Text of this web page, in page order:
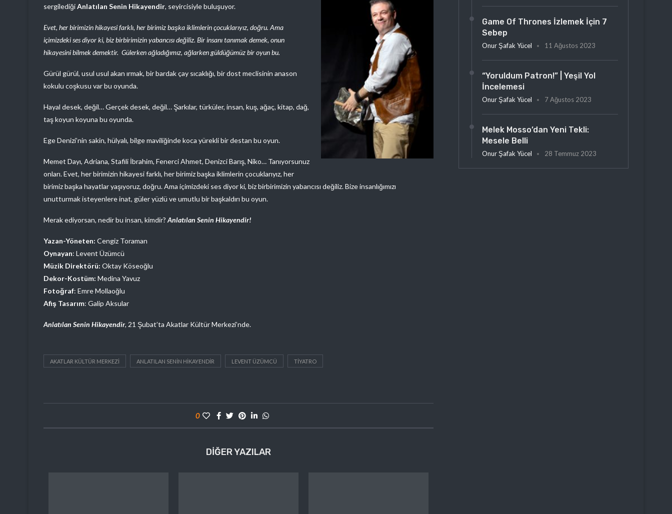
sergilediğiAnlatılan Senin Hikayendir, seyircisiyle buluşuyor.
Evet, her birimizin hikayesi farklı, her birimiz başka iklimlerin çocuklarıyız, doğru. Ama
içimizdeki ses diyor ki, biz birbirimizin yabancısı değiliz. Bir insanı tanımak demek, onun
hikayesini bilmek demektir. Gülerken ağladığımız, ağlarken güldüğümüz bir oyun bu.
Gürül gürül, usul usul akan ırmak, bir bardak çay sıcaklığı, bir dost meclisinin anason
kokulu coşkusu var bu oyunda.
Hayal desek, değil… Gerçek desek, değil… Şarkılar, türküler, insan, kuş, ağaç, kitap, dağ,
taş koyun koyuna bu oyunda.
Ege Denizi’nin sakin, hülyalı, bilge maviliğinde koca yürekli bir destan bu oyun.
Memet Dayı, Adriana, Stafili İbrahim, Fenerci Ahmet, Denizci Barış, Niko… Tanıyorsunuz
onları. Evet, her birimizin hikayesi farklı, her birimiz başka iklimlerin çocuklarıyız, her
birimiz başka hayatlar yaşıyoruz, doğru. Ama içimizdeki ses diyor ki, biz birbirimizin yabancısı değiliz. Bize insanlığımızı
unutturmak isteyenlere inat, güler yüzlü ve umutlu bir başkaldırı bu oyun.
Merak ediyorsan, nedir bu insan, kimdir? Anlatılan Senin Hikayendir!
Yazan-Yöneten: Cengiz Toraman
Oynayan: Levent Üzümcü
Müzik Direktörü: Oktay Köseoğlu
Dekor-Kostüm: Medina Yavuz
Fotoğraf: Emre Mollaoğlu
Afiş Tasarım: Galip Aksular
Anlatılan Senin Hikayendir, 21 Şubat’ta Akatlar Kültür Merkezi’nde.
AKATLAR KÜLTÜR MERKEZI ANLATILAN SENIN HIKAYENDIR LEVENT ÜZÜMCÜ TIYATRO
0
DIĞER YAZILAR
Game Of Thrones İzlemek İçin 7
Sebep
Onur Şafak Yücel 11 Ağustos 2023
“Yoruldum Patron!” | Yeşil Yol
İncelemesi
Onur Şafak Yücel 7 Ağustos 2023
Melek Mosso’dan Yeni Tekli:
Mesele Belli
Onur Şafak Yücel 28 Temmuz 2023